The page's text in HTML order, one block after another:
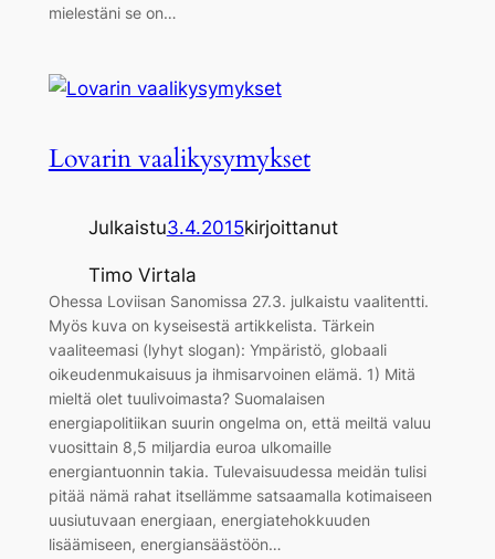
mielestäni se on…
Lovarin vaalikysymykset
Julkaistu3.4.2015kirjoittanut
Timo Virtala
Ohessa Loviisan Sanomissa 27.3. julkaistu vaalitentti.
Myös kuva on kyseisestä artikkelista. Tärkein
vaaliteemasi (lyhyt slogan): Ympäristö, globaali
oikeudenmukaisuus ja ihmisarvoinen elämä. 1) Mitä
mieltä olet tuulivoimasta? Suomalaisen
energiapolitiikan suurin ongelma on, että meiltä valuu
vuosittain 8,5 miljardia euroa ulkomaille
energiantuonnin takia. Tulevaisuudessa meidän tulisi
pitää nämä rahat itsellämme satsaamalla kotimaiseen
uusiutuvaan energiaan, energiatehokkuuden
lisäämiseen, energiansäästöön…